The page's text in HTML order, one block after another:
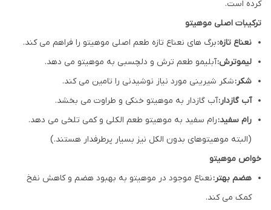
کرده است.
ترکیبات اصلی موهیتو
نعناع تازه:برگ های نعناع تازه طعم اصلی موهیتو را فراهم می کند.
لیموترش:آبلیمو طعم ترش و دلچسبی به موهیتو می دهد.
شکر:شکر شیرینی مورد نیاز نوشیدنی را تامین می کند.
آب گازدار:آب گازدار به موهیتو خنکی و طراوت می بخشد.
رام سفید:رام سفید به موهیتو طعم الکلی و کمی تلخی می دهد.
(البته موهیتوهای بدون الکل نیز بسیار پرطرفدار هستند.)
خواص موهیتو
هضم بهتر:نعناع موجود در موهیتو به بهبود هضم و کاهش نفخ
کمک می کند.